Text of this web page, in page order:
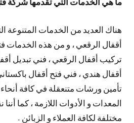
هناك العديد من الخدمات المتنوعة
أقفال الرقعي ، و من هذه الخدمات
تركيب أقفال الرقعي ، فني تبديل
أقفال هندي ، فني فتح أقفال
تأمين ورشات متنعقلة في كافة
المعدات و الأدوات اللازمة ، كما
مختلفة لكافة العملاء و الزبائن .